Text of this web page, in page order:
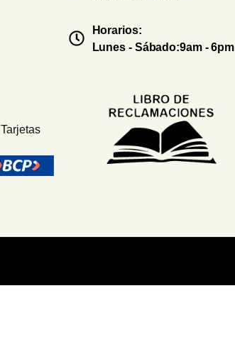
Horarios:
Lunes - Sábado:9am - 6pm